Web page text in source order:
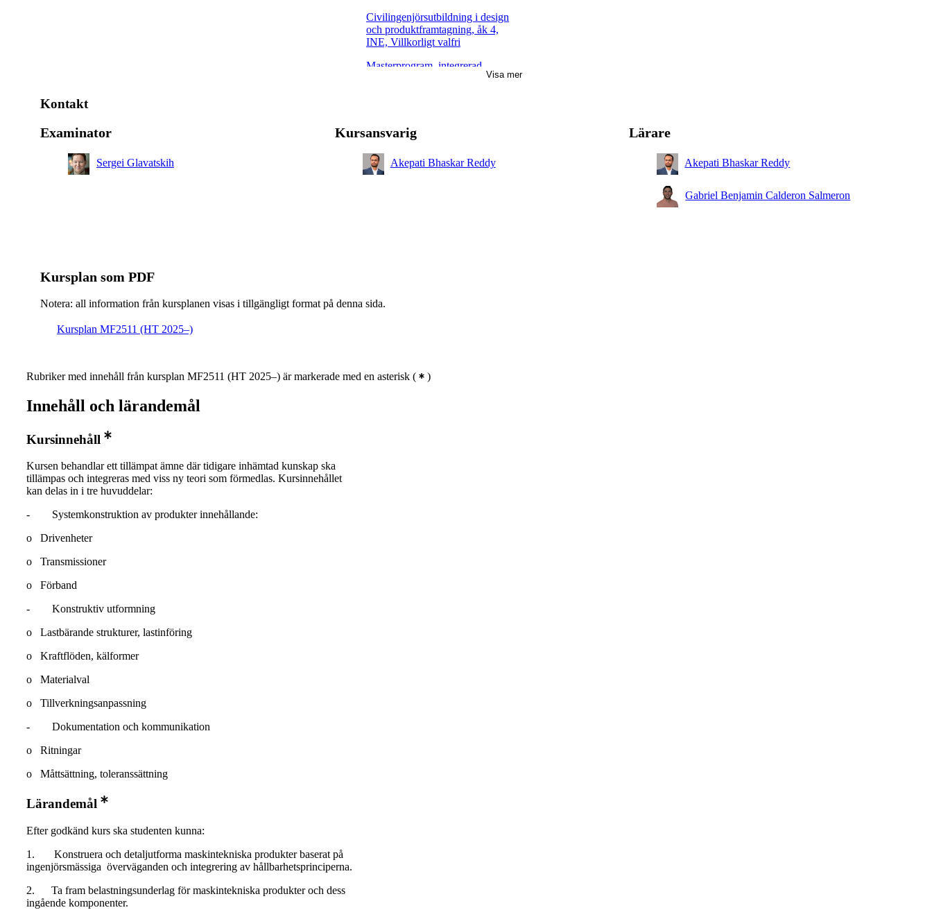
Civilingenjörsutbildning i design
och produktframtagning, åk 4,
INE, Villkorligt valfri
Masterprogram, integrerad
produktdesign, åk 1, IPDC,
Obligatorisk
Civilingenjörsutbildning i
maskinteknik, åk 4, INE,
Visa mer
Kontakt
Examinator
Sergei Glavatskih
Kursansvarig
Akepati Bhaskar Reddy
Lärare
Akepati Bhaskar Reddy
Gabriel Benjamin Calderon Salmeron
Kursplan som PDF
Notera: all information från kursplanen visas i tillgängligt format på denna sida.
Kursplan MF2511 (HT 2025–)
Rubriker med innehåll från kursplan MF2511 (HT 2025–) är markerade med en asterisk ( )
Innehåll och lärandemål
Kursinnehåll
Kursen behandlar ett tillämpat ämne där tidigare inhämtad kunskap ska
tillämpas och integreras med viss ny teori som förmedlas. Kursinnehållet
kan delas in i tre huvuddelar:
- Systemkonstruktion av produkter innehållande:
o Drivenheter
o Transmissioner
o Förband
- Konstruktiv utformning
o Lastbärande strukturer, lastinföring
o Kraftflöden, kälformer
o Materialval
o Tillverkningsanpassning
- Dokumentation och kommunikation
o Ritningar
o Måttsättning, toleranssättning
Lärandemål
Efter godkänd kurs ska studenten kunna:
1. Konstruera och detaljutforma maskintekniska produkter baserat på
ingenjörsmässiga överväganden och integrering av hållbarhetsprinciperna.
2. Ta fram belastningsunderlag för maskintekniska produkter och dess
ingående komponenter.